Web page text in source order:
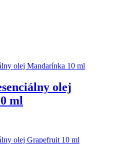
olej
ml